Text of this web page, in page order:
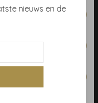
nieuws en de